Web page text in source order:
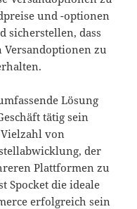
und -optionen
sicherstellen, dass
zu
Lösung
tätig sein
von
der
Plattformen zu
Spocket die ideale
erfolgreich sein